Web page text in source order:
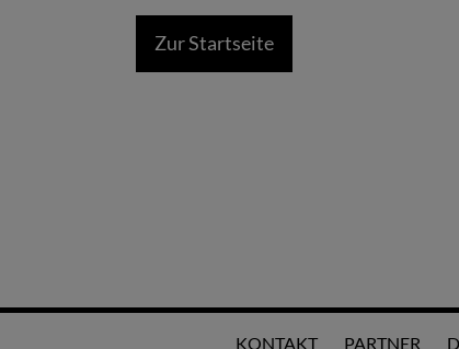
Zur Startseite
KONTAKT PARTNER